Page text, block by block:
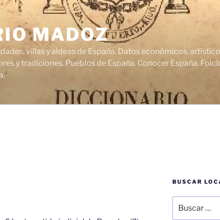
MADOZ
villas y aldeas de España. Datos económicos,
y tradiciones. Pueblos de España. Conocer España.
BUSCAR
por: